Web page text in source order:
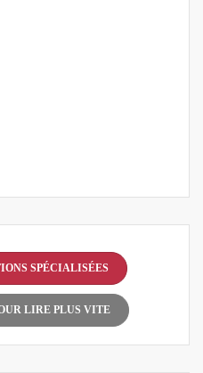
SPÉCIALISÉES
LIRE PLUS VITE